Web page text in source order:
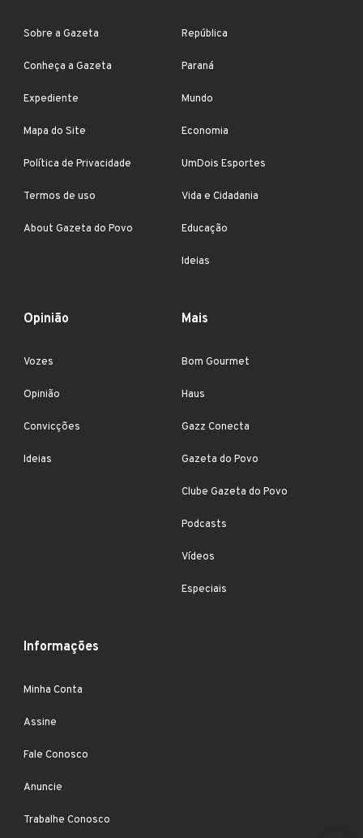
Sobre a Gazeta
Conheça a Gazeta
Expediente
Mapa do Site
Política de Privacidade
Termos de uso
About Gazeta do Povo
República
Paraná
Mundo
Economia
UmDois Esportes
Vida e Cidadania
Educação
Ideias
Opinião
Vozes
Opinião
Convicções
Ideias
Mais
Bom Gourmet
Haus
Gazz Conecta
Gazeta do Povo
Clube Gazeta do Povo
Podcasts
Vídeos
Especiais
Informações
Minha Conta
Assine
Fale Conosco
Anuncie
Trabalhe Conosco